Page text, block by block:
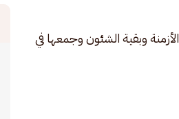
وبقية الشئون وجمعها في